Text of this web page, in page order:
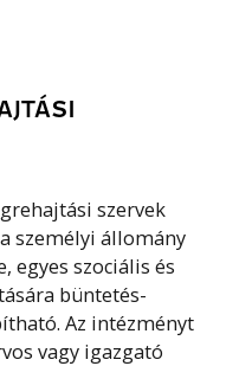
szervek
személyi állomány
egyes szociális és
büntetés-
Az intézményt
vagy igazgató